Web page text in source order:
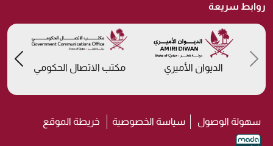
روابط سريعة
الديوان الأميري مكتب الاتصال الحكومي
Previous
سهولة الوصول سياسة الخصوصية خريطة الموقع